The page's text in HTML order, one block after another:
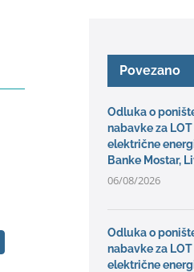
Povezano
Odluka o
nabavke za
električne
Banke Mostar,
06/08/2026
Odluka o
nabavke za
električne